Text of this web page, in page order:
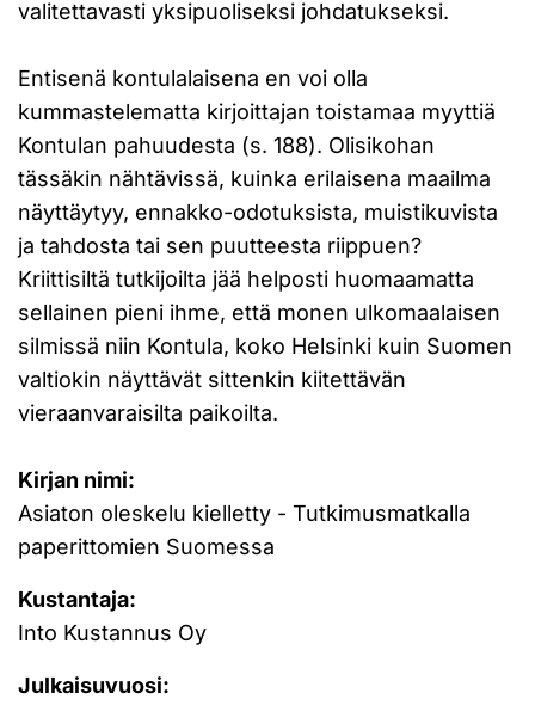
valitettavasti yksipuoliseksi johdatukseksi.
Entisenä kontulalaisena en voi olla
kummastelematta kirjoittajan toistamaa myyttiä
Kontulan pahuudesta (s. 188). Olisikohan
tässäkin nähtävissä, kuinka erilaisena maailma
näyttäytyy, ennakko-odotuksista, muistikuvista
ja tahdosta tai sen puutteesta riippuen?
Kriittisiltä tutkijoilta jää helposti huomaamatta
sellainen pieni ihme, että monen ulkomaalaisen
silmissä niin Kontula, koko Helsinki kuin Suomen
valtiokin näyttävät sittenkin kiitettävän
vieraanvaraisilta paikoilta.
Kirjan nimi:
Asiaton oleskelu kielletty - Tutkimusmatkalla
paperittomien Suomessa
Kustantaja:
Into Kustannus Oy
Julkaisuvuosi: